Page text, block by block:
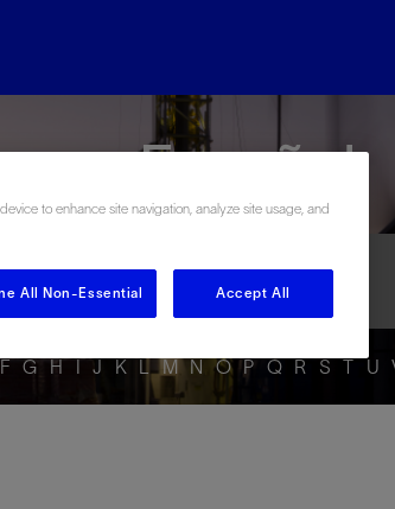
en Español
F G H I J K L M N O P Q R S T U
to enhance site navigation, analyze site usage, and
All Non-Essential Accept All